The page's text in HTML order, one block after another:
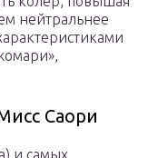
нейтральнее
Саори
и самых